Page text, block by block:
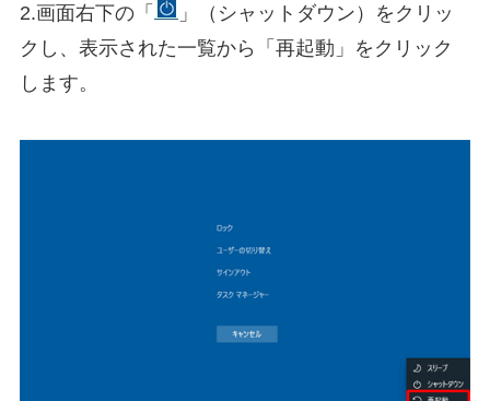
2.画面右下の「
」（シャットダウン）をクリッ
クし、表示された一覧から「再起動」をクリック
します。